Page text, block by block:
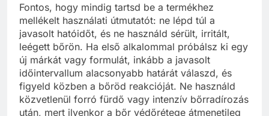
Fontos, hogy mindig tartsd be a termékhez
mellékelt használati útmutatót: ne lépd túl a
javasolt hatóidőt, és ne használd sérült, irritált,
leégett bőrön. Ha első alkalommal próbálsz ki egy
új márkát vagy formulát, inkább a javasolt
időintervallum alacsonyabb határát válaszd, és
figyeld közben a bőröd reakcióját. Ne használd
közvetlenül forró fürdő vagy intenzív bőrradírozás
után, mert ilyenkor a bőr védőrétege átmenetileg